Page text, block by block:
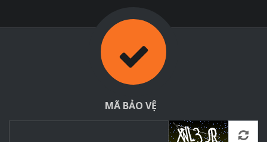
MÃ BẢO VỆ